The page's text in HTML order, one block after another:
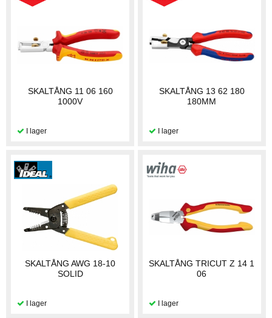
SKALTÅNG 11 06 160
1000V
SKALTÅNG 13 62 180
180MM
SKALTÅNG AWG 18-10
SOLID
SKALTÅNG TRICUT Z 14 1
06